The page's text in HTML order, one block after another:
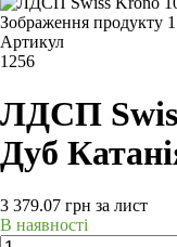
Артикул
1256
ЛДСП
Дуб
3 379.07 грн за лист
В наявності